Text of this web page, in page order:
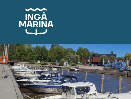
sisältöön